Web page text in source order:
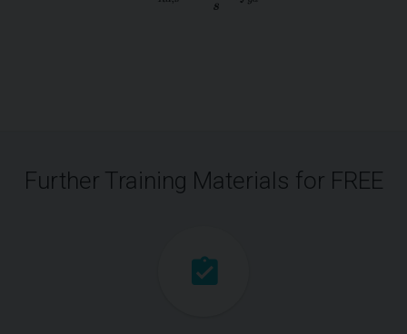
Further Training Materials for FREE